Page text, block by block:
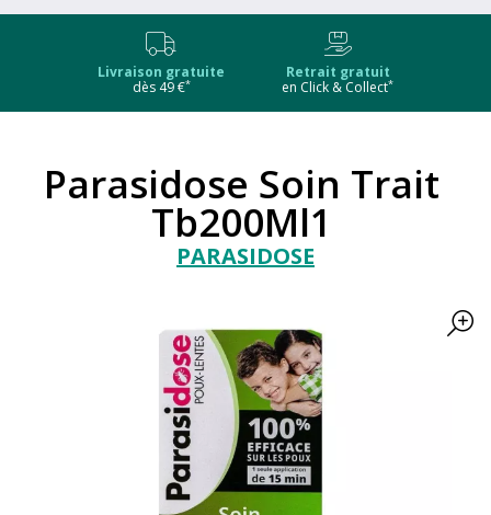
Livraison gratuite
dès 49 €*
Retrait gratuit
en Click & Collect*
Parasidose Soin Trait
Tb200Ml1
PARASIDOSE